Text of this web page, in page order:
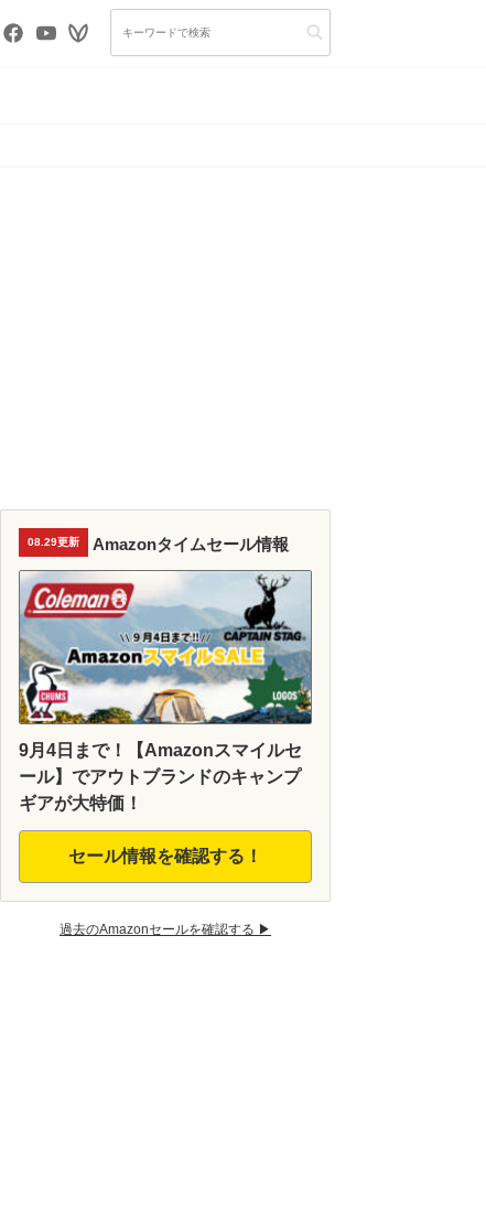
08.29更新 Amazonタイムセール情報
9月4日まで！【Amazonスマイルセ
ール】でアウトブランドのキャンプ
ギアが大特価！
セール情報を確認する！
過去のAmazonセールを確認する ▶︎